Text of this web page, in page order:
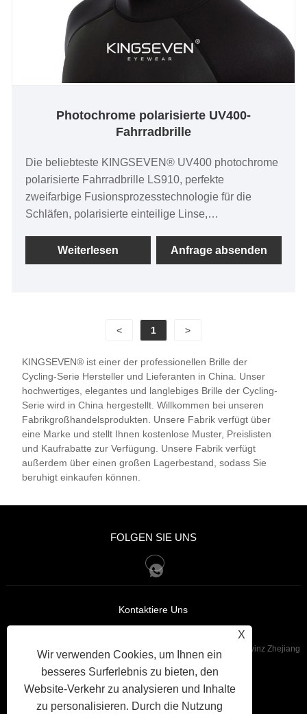
Photochrome polarisierte UV400-
Fahrradbrille
Die beliebteste KINGSEVEN® UV400 photochrome
polarisierte Fahrradbrille LS910, perfekte
zweifarbige Fusionsprozesstechnologie für die
Schläfen, polarisierte einteilige Linse,
Windwiderstand während des Trainings effektiv
reduziert.
Weiterlesen Anfrage absenden
< 1 >
KINGSEVEN® ist einer der professionellen Brille der
Cycling-Serie Hersteller und Lieferanten in China. Unser
hochwertiges, elegantes und langlebiges Brille der Cycling-
Serie wird in China hergestellt. Willkommen bei unseren
Fabrikgroßhandelsprodukten. Unsere Fabrik verfügt über
eine Marke und stellt Ihnen kostenlose Muster, Preislisten
und Kaufrabatte zur Verfügung. Unsere Fabrik verfügt
außerdem über einen großen Lagerbestand, sodass Sie
beruhigt einkaufen können.
FOLGEN SIE UNS
Kontaktiere Uns
:Nr. 285, Danyang Road, Kreis Xiangshan, Stadt Ningbo, Provinz Zhejiang
Tel: +86-15168521834
X
Wir verwenden Cookies, um Ihnen ein
besseres Surferlebnis zu bieten, den
Website-Verkehr zu analysieren und Inhalte
zu personalisieren. Durch die Nutzung